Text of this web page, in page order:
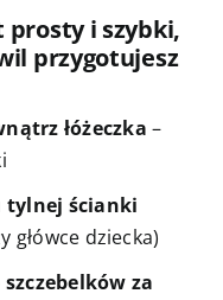
prosty i szybki,
przygotujesz
łóżeczka –
tylnej ścianki
główce dziecka)
za